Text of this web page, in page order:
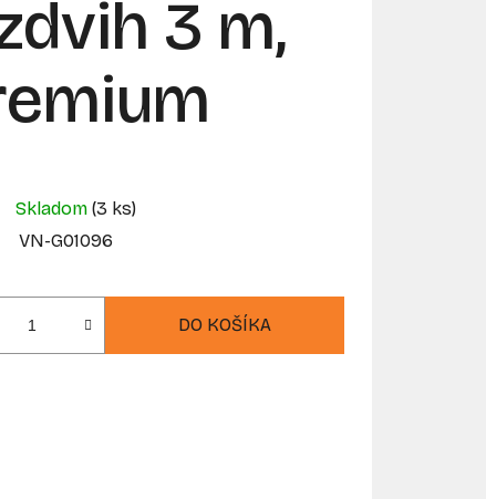
3 m,
Skladom (3 ks)
VN-G01096
DO KOŠÍKA